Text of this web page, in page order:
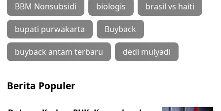
BBM Nonsubsidi biologis brasil vs haiti
bupati purwakarta Buyback
buyback antam terbaru dedi mulyadi
Berita Populer